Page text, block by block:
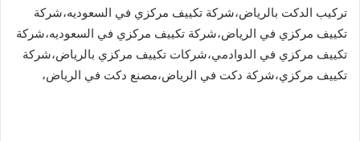
تركيب الدكت بالرياض،شركة تكييف مركزي في السعوديه،شركة
تكييف مركزي في الرياض،شركة تكييف مركزي في السعوديه،شركة
تكييف مركزي في الدوادمي،شركات تكييف مركزي بالرياض،شركة
تكييف مركزي،شركة دكت في الرياض،مصنع دكت في الرياض،